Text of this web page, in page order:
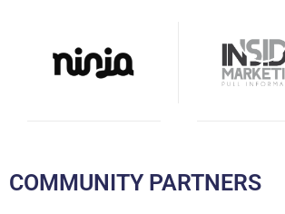
COMMUNITY PARTNERS